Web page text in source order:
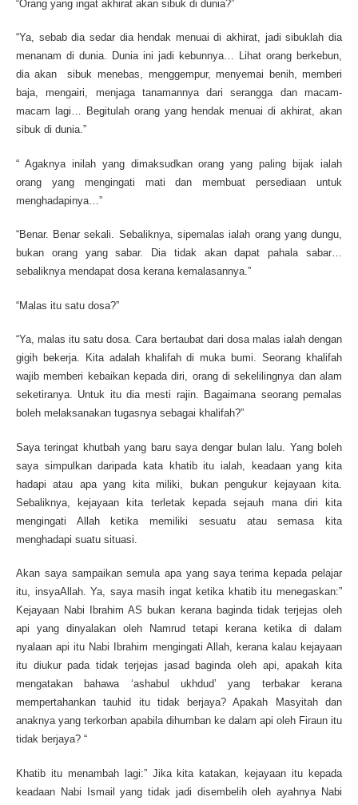
“Orang yang ingat akhirat akan sibuk di dunia?”
“Ya, sebab dia sedar dia hendak menuai di akhirat, jadi sibuklah dia
menanam di dunia. Dunia ini jadi kebunnya… Lihat orang berkebun,
dia akan sibuk menebas, menggempur, menyemai benih, memberi
baja, mengairi, menjaga tanamannya dari serangga dan macam-
macam lagi… Begitulah orang yang hendak menuai di akhirat, akan
sibuk di dunia.”
“ Agaknya inilah yang dimaksudkan orang yang paling bijak ialah
orang yang mengingati mati dan membuat persediaan untuk
menghadapinya…”
“Benar. Benar sekali. Sebaliknya, sipemalas ialah orang yang dungu,
bukan orang yang sabar. Dia tidak akan dapat pahala sabar…
sebaliknya mendapat dosa kerana kemalasannya.”
“Malas itu satu dosa?”
“Ya, malas itu satu dosa. Cara bertaubat dari dosa malas ialah dengan
gigih bekerja. Kita adalah khalifah di muka bumi. Seorang khalifah
wajib memberi kebaikan kepada diri, orang di sekelilingnya dan alam
seketiranya. Untuk itu dia mesti rajin. Bagaimana seorang pemalas
boleh melaksanakan tugasnya sebagai khalifah?”
Saya teringat khutbah yang baru saya dengar bulan lalu. Yang boleh
saya simpulkan daripada kata khatib itu ialah, keadaan yang kita
hadapi atau apa yang kita miliki, bukan pengukur kejayaan kita.
Sebaliknya, kejayaan kita terletak kepada sejauh mana diri kita
mengingati Allah ketika memiliki sesuatu atau semasa kita
menghadapi suatu situasi.
Akan saya sampaikan semula apa yang saya terima kepada pelajar
itu, insyaAllah. Ya, saya masih ingat ketika khatib itu menegaskan:”
Kejayaan Nabi Ibrahim AS bukan kerana baginda tidak terjejas oleh
api yang dinyalakan oleh Namrud tetapi kerana ketika di dalam
nyalaan api itu Nabi Ibrahim mengingati Allah, kerana kalau kejayaan
itu diukur pada tidak terjejas jasad baginda oleh api, apakah kita
mengatakan bahawa ‘ashabul ukhdud’ yang terbakar kerana
mempertahankan tauhid itu tidak berjaya? Apakah Masyitah dan
anaknya yang terkorban apabila dihumban ke dalam api oleh Firaun itu
tidak berjaya? “
Khatib itu menambah lagi:” Jika kita katakan, kejayaan itu kepada
keadaan Nabi Ismail yang tidak jadi disembelih oleh ayahnya Nabi